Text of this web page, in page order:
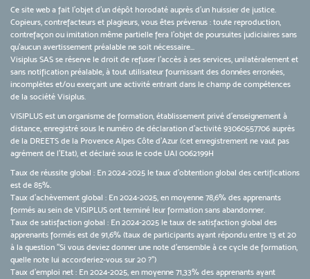
Ce site web a fait l'objet d'un dépôt horodaté auprès d'un huissier de justice.
Copieurs, contrefacteurs et plagieurs, vous êtes prévenus : toute reproduction,
contrefaçon ou imitation même partielle fera l'objet de poursuites judiciaires sans
qu’aucun avertissement préalable ne soit nécessaire...
Visiplus SAS se réserve le droit de refuser l'accès à ses services, unilatéralement et
sans notification préalable, à tout utilisateur fournissant des données erronées,
incomplètes et/ou exerçant une activité entrant dans le champ de compétences
de la société Visiplus.
VISIPLUS est un organisme de formation, établissement privé d’enseignement à
distance, enregistré sous le numéro de déclaration d’activité 93060557706 auprès
de la DREETS de la Provence Alpes Côte d’Azur (cet enregistrement ne vaut pas
agrément de l’Etat), et déclaré sous le code UAI 0062199H
Taux de réussite global : En 2024-2025 le taux d'obtention global des certifications
est de 85%.
Taux d’achèvement global : En 2024-2025, en moyenne 78,6% des apprenants
formés au sein de VISIPLUS ont terminé leur formation sans abandonner.
Taux de satisfaction global : En 2024-2025 le taux de satisfaction global des
apprenants formés est de 91,6% (taux de participants ayant répondu entre 13 et 20
à la question "Si vous deviez donner une note d’ensemble à ce cycle de formation,
quelle note lui accorderiez-vous sur 20 ?")
Taux d’emploi net : En 2024-2025, en moyenne 71,33% des apprenants ayant